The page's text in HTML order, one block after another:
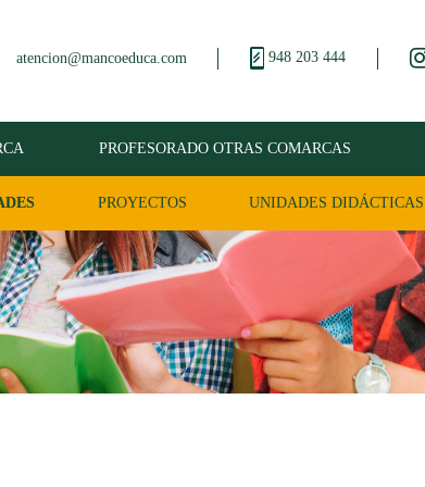
atencion@mancoeduca.com 948 203 444
PROFESORADO OTRAS COMARCAS
PROYECTOS UNIDADES DIDÁCTICAS